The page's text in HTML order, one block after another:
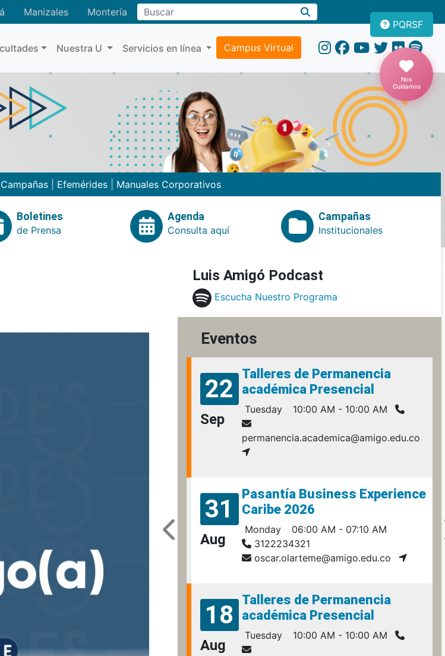
Manizales MonteríaBuscar
Nuestra U Servicios en línea Campus Virtual
PQRSF
Nos
Cuidamos
Campañas Efemérides Manuales Corporativos
Boletines
de Prensa
Agenda
Consulta aquí
Campañas
Institucionales
Luis Amigó Podcast
Escucha Nuestro Programa
Eventos
22
Sep
Talleres de Permanencia
académica Presencial
Tuesday 10:00 AM - 10:00 AM
permanencia.academica@amigo.edu.co
31
Aug
Pasantía Business Experience
Caribe 2026
Monday
06:00 AM - 07:10 AM
3122234321
oscar.olarteme@amigo.edu.co
18
Aug
Talleres de Permanencia
académica Presencial
Tuesday 10:00 AM - 10:00 AM